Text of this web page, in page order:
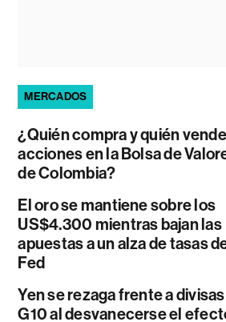
MERCADOS
¿Quién compra y quién vende
acciones en la Bolsa de
de Colombia?
El oro se mantiene sobre los
US$4.300 mientras bajan las
apuestas a un alza de tasas
Fed
Yen se rezaga frente a
G10 al desvanecerse el